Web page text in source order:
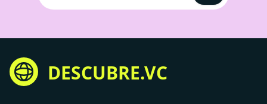
DESCUBRE.VC